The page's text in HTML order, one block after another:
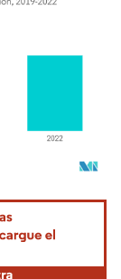
CC BY 4.0.